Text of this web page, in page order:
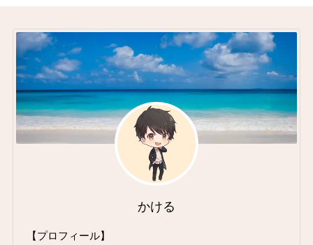
かける
【プロフィール】